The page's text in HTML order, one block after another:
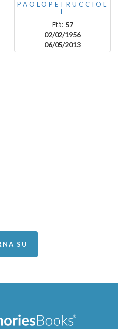
PAOLOPETRUCCIOL
I
Età: 57
02/02/1956
06/05/2013
SU